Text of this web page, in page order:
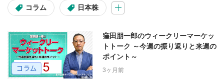
コラム 日本株
窪田朋一郎のウィークリーマーケッ
トトーク ～今週の振り返りと来週の
ポイント～
3ヶ月前